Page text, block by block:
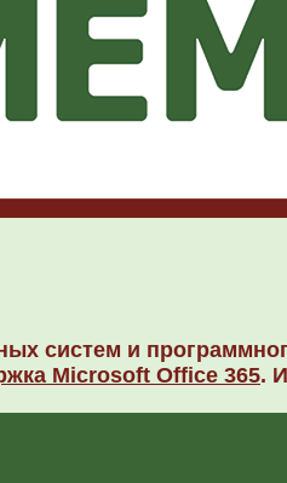
систем и
Microsoft Office 365.